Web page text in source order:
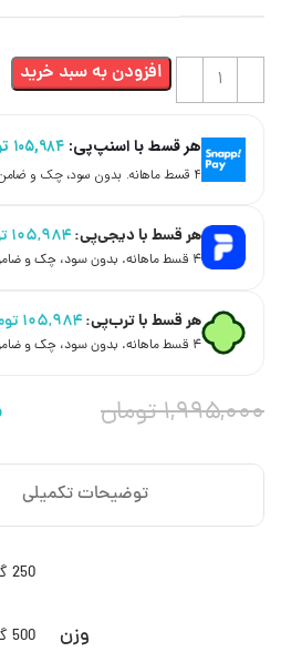
افزودن به سبد خرید
هر قسط با اسنپ‌پی: ۱۰۵,۹۸۴
۴ قسط ماهانه. بدون سود، چک و ضامن.
هر قسط با دیجی‌پی:۱۰۵,۹۸۴
۴ قسط ماهانه. بدون سود، چک و ضامن.
هر قسط با ترب‌پی:۱۰۵,۹۸۴
۴ قسط ماهانه. بدون سود، چک و ضامن.
۱,۹۹۵,۰۰۰تومان
توضیحات تکمیلی
وزن
250 گرم
500 گرم